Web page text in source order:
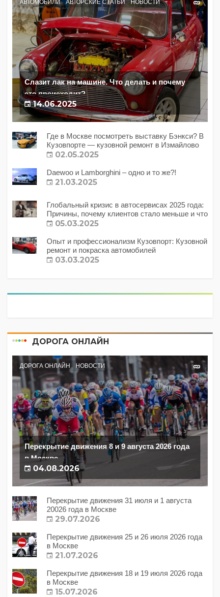
АВТОМОБИЛИ АВТОРСКИЕ СТАТЬИ НОВОСТИ
Слазит лак на машине. Что делать и почему
это происходит?
14.06.2025
Где в Москве посмотреть выставку Бэнкси? В
Кузовпорте — кузовной ремонт в Измайлово
02.05.2025
Daewoo и Lamborghini – одно и то же?!
21.03.2025
Глобальный кризис в автосервисах 2025 года:
Причины, почему клиентов стало меньше и что
с этим делать?
05.03.2025
Опыт и профессионализм Кузовпорт: Кузовной
ремонт и покраска автомобилей
03.03.2025
ДОРОГА ОНЛАЙН
ДОРОГА ОНЛАЙН НОВОСТИ
Перекрытие движения 8 и 9 августа 2026 года
в Москве
04.08.2026
Перекрытие движения 31 июля и 1 августа
20026 года в Москве
29.07.2026
Перекрытие движения 25 и 26 июля 2026 года
в Москве
21.07.2026
Перекрытие движения 18 и 19 июля 2026 года
в Москве
15.07.2026